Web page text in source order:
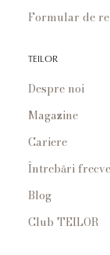
Formular de
TEILOR
Despre noi
Magazine
Cariere
Întrebări
Blog
Club TEILOR